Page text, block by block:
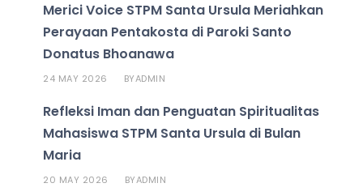
Merici Voice STPM Santa Ursula Meriahkan
Perayaan Pentakosta di Paroki Santo
Donatus Bhoanawa
24 MAY 2026 BYADMIN
Refleksi Iman dan Penguatan Spiritualitas
Mahasiswa STPM Santa Ursula di Bulan
Maria
20 MAY 2026 BYADMIN